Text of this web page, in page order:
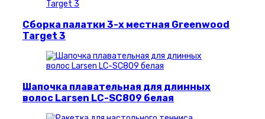
Сборка палатки 3-х местная Greenwood
Target 3
Шапочка плавательная для длинных
волос Larsen LC-SC809 белая